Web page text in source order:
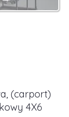
(carport)
4X6